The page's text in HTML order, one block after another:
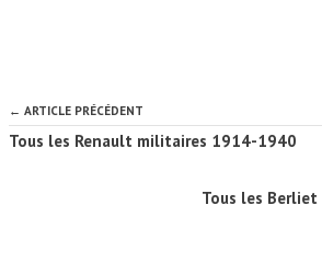
← ARTICLE PRÉCÉDENT
Tous les Renault militaires 1914-1940
Tous les